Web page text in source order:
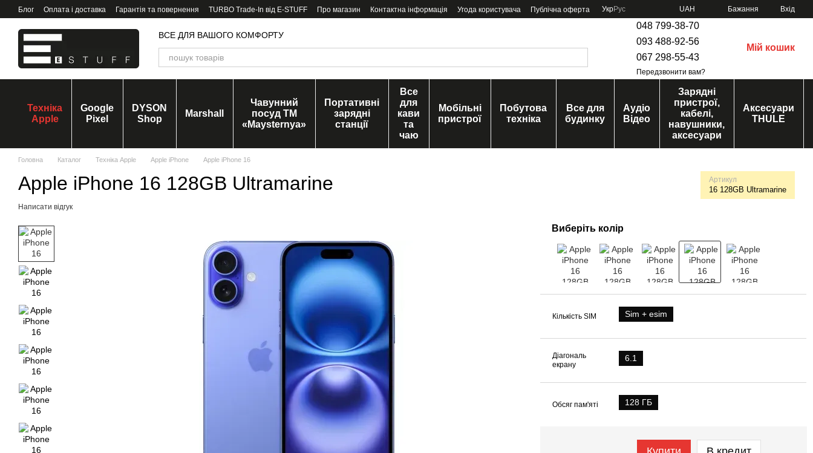
Перейти до основного контенту
Блог Оплата і доставка Гарантія та повернення TURBO Trade-In від E-STUFF Про магазин Контактна інформація Угода користувача Публічна оферта УкрРус UAH Бажання Вхід
ВСЕ ДЛЯ ВАШОГО КОМФОРТУ
048 799-38-70
093 488-92-56
067 298-55-43
Передзвонити вам?
Мій кошик
Техніка
Apple
Google
Pixel
DYSON
Shop
Marshall
Чавунний
посуд ТМ
«Maysternya»
Портативні
зарядні
станції
Все
для
кави
та
чаю
Мобільні
пристрої
Побутова
техніка
Все для
будинку
Аудіо
Відео
Зарядні
пристрої,
кабелі,
навушники,
аксесуари
Аксесуари
THULE
Головна Каталог Техніка Apple Apple iPhone Apple iPhone 16
Apple iPhone 16 128GB Ultramarine Артикул
16 128GB Ultramarine
Написати відгук
Виберіть колір
Кількість SIM Sim + esim
Діагональ
екрану
6.1
Обсяг пам'яті 128 ГБ